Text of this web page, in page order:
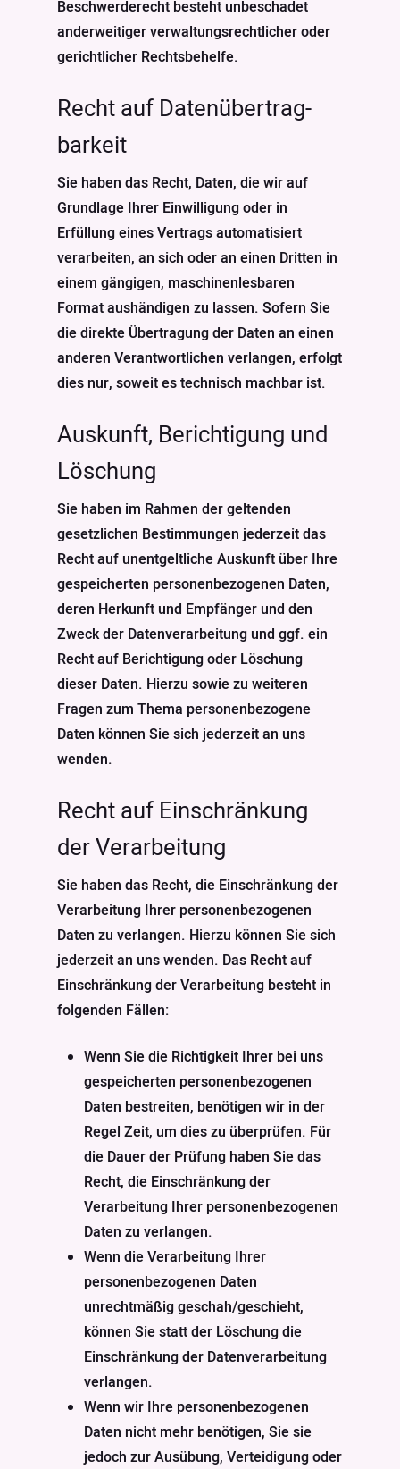
Beschwerderecht besteht unbeschadet
anderweitiger verwaltungsrechtlicher oder
gerichtlicher Rechtsbehelfe.
Recht auf Daten­übertrag­
barkeit
Sie haben das Recht, Daten, die wir auf
Grundlage Ihrer Einwilligung oder in
Erfüllung eines Vertrags automatisiert
verarbeiten, an sich oder an einen Dritten in
einem gängigen, maschinenlesbaren
Format aushändigen zu lassen. Sofern Sie
die direkte Übertragung der Daten an einen
anderen Verantwortlichen verlangen, erfolgt
dies nur, soweit es technisch machbar ist.
Auskunft, Berichtigung und
Löschung
Sie haben im Rahmen der geltenden
gesetzlichen Bestimmungen jederzeit das
Recht auf unentgeltliche Auskunft über Ihre
gespeicherten personenbezogenen Daten,
deren Herkunft und Empfänger und den
Zweck der Datenverarbeitung und ggf. ein
Recht auf Berichtigung oder Löschung
dieser Daten. Hierzu sowie zu weiteren
Fragen zum Thema personenbezogene
Daten können Sie sich jederzeit an uns
wenden.
Recht auf Einschränkung
der Verarbeitung
Sie haben das Recht, die Einschränkung der
Verarbeitung Ihrer personenbezogenen
Daten zu verlangen. Hierzu können Sie sich
jederzeit an uns wenden. Das Recht auf
Einschränkung der Verarbeitung besteht in
folgenden Fällen:
Wenn Sie die Richtigkeit Ihrer bei uns
gespeicherten personenbezogenen
Daten bestreiten, benötigen wir in der
Regel Zeit, um dies zu überprüfen. Für
die Dauer der Prüfung haben Sie das
Recht, die Einschränkung der
Verarbeitung Ihrer personenbezogenen
Daten zu verlangen.
Wenn die Verarbeitung Ihrer
personenbezogenen Daten
unrechtmäßig geschah/geschieht,
können Sie statt der Löschung die
Einschränkung der Datenverarbeitung
verlangen.
Wenn wir Ihre personenbezogenen
Daten nicht mehr benötigen, Sie sie
jedoch zur Ausübung, Verteidigung oder